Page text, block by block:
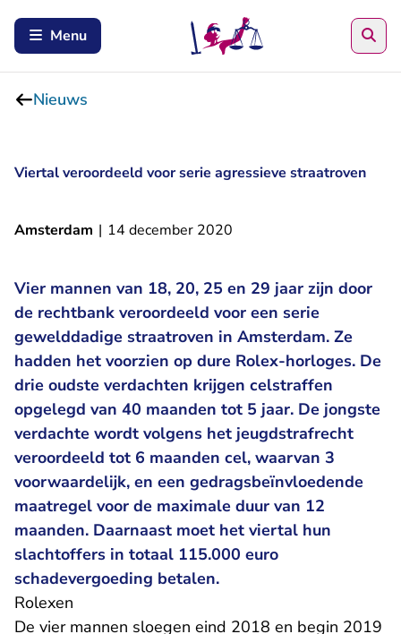
Menu
Nieuws
Viertal veroordeeld voor serie agressieve straatroven
Amsterdam | 14 december 2020
Vier mannen van 18, 20, 25 en 29 jaar zijn door
de rechtbank veroordeeld voor een serie
gewelddadige straatroven in Amsterdam. Ze
hadden het voorzien op dure Rolex-horloges. De
drie oudste verdachten krijgen celstraffen
opgelegd van 40 maanden tot 5 jaar. De jongste
verdachte wordt volgens het jeugdstrafrecht
veroordeeld tot 6 maanden cel, waarvan 3
voorwaardelijk, en een gedragsbeïnvloedende
maatregel voor de maximale duur van 12
maanden. Daarnaast moet het viertal hun
slachtoffers in totaal 115.000 euro
schadevergoeding betalen.
Rolexen
De vier mannen sloegen eind 2018 en begin 2019